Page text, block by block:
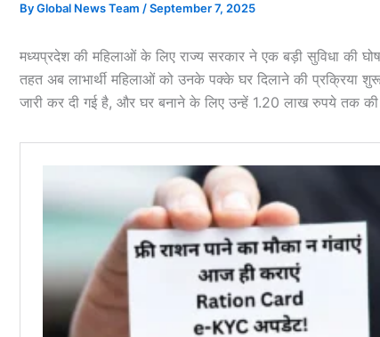
ByGlobal News Team /September 7, 2025
मध्यप्रदेश की महिलाओं के लिए राज्य सरकार ने एक बड़ी सुविधा की
तहत अब लाभार्थी महिलाओं को उनके पक्के घर दिलाने की प्रक्रिया
जारी कर दी गई है, और घर बनाने के लिए उन्हें 1.20 लाख रुपये तक की